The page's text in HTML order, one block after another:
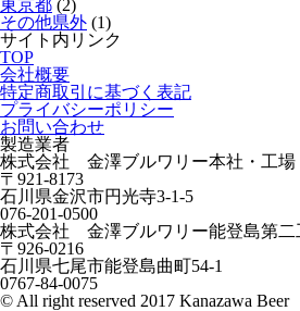
東京都 (2)
その他県外 (1)
サイト内リンク
TOP
会社概要
特定商取引に基づく表記
プライバシーポリシー
お問い合わせ
製造業者
株式会社 金澤ブルワリー本社・工場
〒921-8173
石川県金沢市円光寺3-1-5
076-201-0500
株式会社 金澤ブルワリー能登島第二
〒926-0216
石川県七尾市能登島曲町54-1
0767-84-0075
© All right reserved 2017 Kanazawa Beer